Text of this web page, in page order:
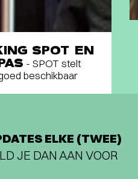
SPOT EN
- SPOT stelt
beschikbaar
ELKE (TWEE)
JE DAN AAN VOOR